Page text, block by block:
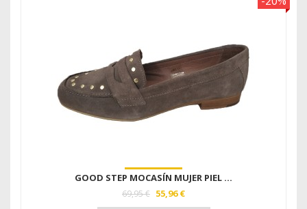
GOOD STEP MOCASÍN MUJER PIEL ...
69,95 € 55,96 €